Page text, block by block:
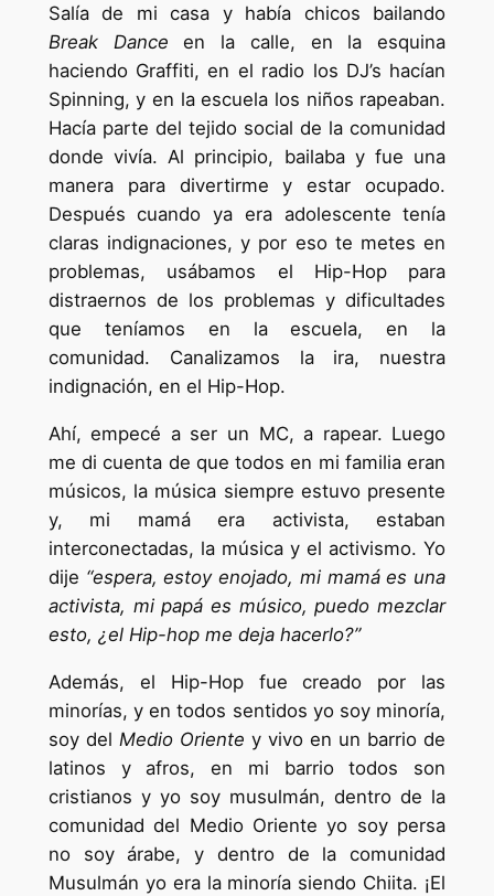
Salía de mi casa y había chicos bailando
Break Dance en la calle, en la esquina
haciendo Graffiti, en el radio los DJ’s hacían
Spinning, y en la escuela los niños rapeaban.
Hacía parte del tejido social de la comunidad
donde vivía. Al principio, bailaba y fue una
manera para divertirme y estar ocupado.
Después cuando ya era adolescente tenía
claras indignaciones, y por eso te metes en
problemas, usábamos el Hip-Hop para
distraernos de los problemas y dificultades
que teníamos en la escuela, en la
comunidad. Canalizamos la ira, nuestra
indignación, en el Hip-Hop.
Ahí, empecé a ser un MC, a rapear. Luego
me di cuenta de que todos en mi familia eran
músicos, la música siempre estuvo presente
y, mi mamá era activista, estaban
interconectadas, la música y el activismo. Yo
dije “espera, estoy enojado, mi mamá es una
activista, mi papá es músico, puedo mezclar
esto, ¿el Hip-hop me deja hacerlo?”
Además, el Hip-Hop fue creado por las
minorías, y en todos sentidos yo soy minoría,
soy del Medio Oriente y vivo en un barrio de
latinos y afros, en mi barrio todos son
cristianos y yo soy musulmán, dentro de la
comunidad del Medio Oriente yo soy persa
no soy árabe, y dentro de la comunidad
Musulmán yo era la minoría siendo Chiita. ¡El